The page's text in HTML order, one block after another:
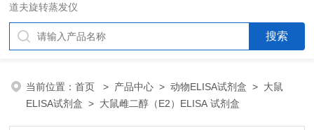
道夫旋转蒸发仪
当前位置：首页 > 产品中心 >动物ELISA试剂盒 > 大鼠
ELISA试剂盒 > 大鼠雌二醇（E2）ELISA 试剂盒